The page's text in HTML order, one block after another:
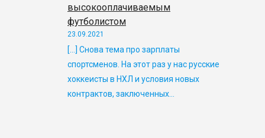
высокооплачиваемым
футболистом
23.09.2021
[…] Снова тема про зарплаты
спортсменов. На этот раз у нас русские
хоккеисты в НХЛ и условия новых
контрактов, заключенных…